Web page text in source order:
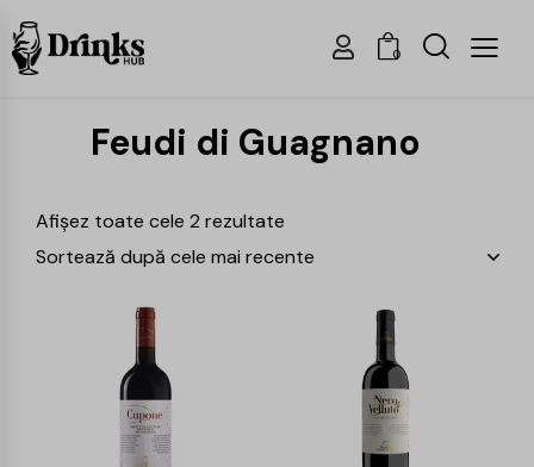
0
Feudi di Guagnano
Afișez toate cele 2 rezultate